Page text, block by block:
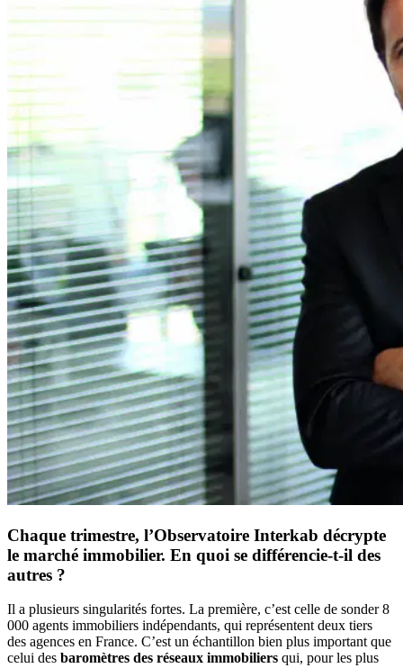
Chaque trimestre, l’Observatoire Interkab décrypte
le marché immobilier. En quoi se différencie-t-il des
autres ?
Il a plusieurs singularités fortes. La première, c’est celle de sonder 8
000 agents immobiliers indépendants, qui représentent deux tiers
des agences en France. C’est un échantillon bien plus important que
celui des baromètres des réseaux immobiliers qui, pour les plus